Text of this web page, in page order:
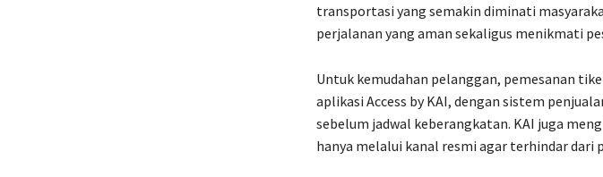
transportasi yang semakin diminati
perjalanan yang aman sekaligus menikmati
Untuk kemudahan pelanggan, pemesanan
aplikasi Access by KAI, dengan sistem
sebelum jadwal keberangkatan. KAI juga
hanya melalui kanal resmi agar terhindar dari